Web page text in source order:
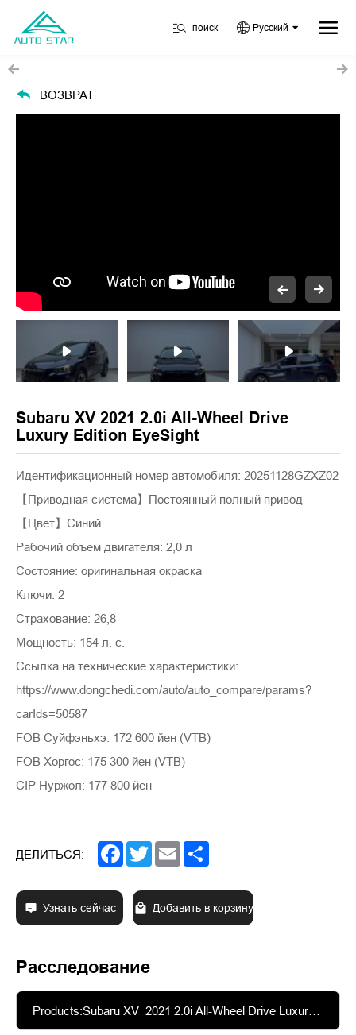
поиск Русский
ВОЗВРАТ
Subaru XV 2021 2.0i All-Wheel Drive
Luxury Edition EyeSight
Идентификационный номер автомобиля: 20251128GZXZ02
【Приводная система】Постоянный полный привод
【Цвет】Синий
Рабочий объем двигателя: 2,0 л
Состояние: оригинальная окраска
Ключи: 2
Страхование: 26,8
Мощность: 154 л. с.
Ссылка на технические характеристики:
https://www.dongchedi.com/auto/auto_compare/params?
carIds=50587
FOB Суйфэньхэ: 172 600 йен (VTB)
FOB Хоргос: 175 300 йен (VTB)
CIP Нуржол: 177 800 йен
ДЕЛИТЬСЯ: Facebook
TwitterEmail
Узнать сейчас Добавить в корзину
Расследование